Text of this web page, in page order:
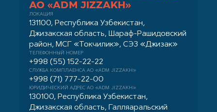
АО «ADM JIZZAKH»
ЛОКАЦИЯ
131100, Республика Узбекистан,
Джизакская область, Шараф-Рашидовский
район, МСГ «Токчилик», СЭЗ «Джизак»
ТЕЛЕФОННЫЙ НОМЕР
+998 (55) 152-22-22
СЛУЖБА КОМПЛАЕНСА АО «ADM JIZZAKH»
+998 (71) 777-22-00
ЮРИДИЧЕСКИЙ АДРЕС АО «ADM JIZZAKH»
130100, Республика Узбекистан,
Джизакская область, Галляаральский